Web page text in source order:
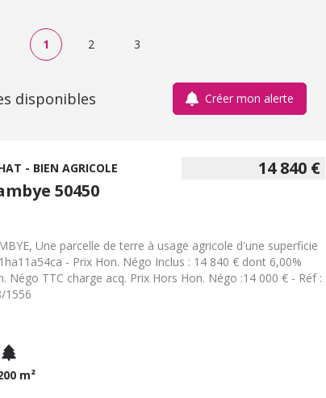
1 2 3
disponibles Créer mon alerte
14 840 €
- BIEN AGRICOLE
50450
Une parcelle de terre à usage agricole d'une superficie
- Prix Hon. Négo Inclus : 14 840 € dont 6,00%
Négo TTC charge acq. Prix Hors Hon. Négo :14 000 € - Réf :
1556
m²